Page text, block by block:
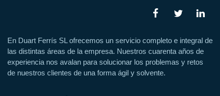
En Duart Ferrís SL ofrecemos un servicio completo e integral de
las distintas áreas de la empresa. Nuestros cuarenta años de
experiencia nos avalan para solucionar los problemas y retos
de nuestros clientes de una forma ágil y solvente.